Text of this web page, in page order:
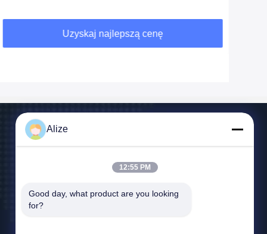
Uzyskaj najlepszą cenę
Skontaktuj Się Z Nami
Alize
12:55 PM
Good day, what product are you looking
for?